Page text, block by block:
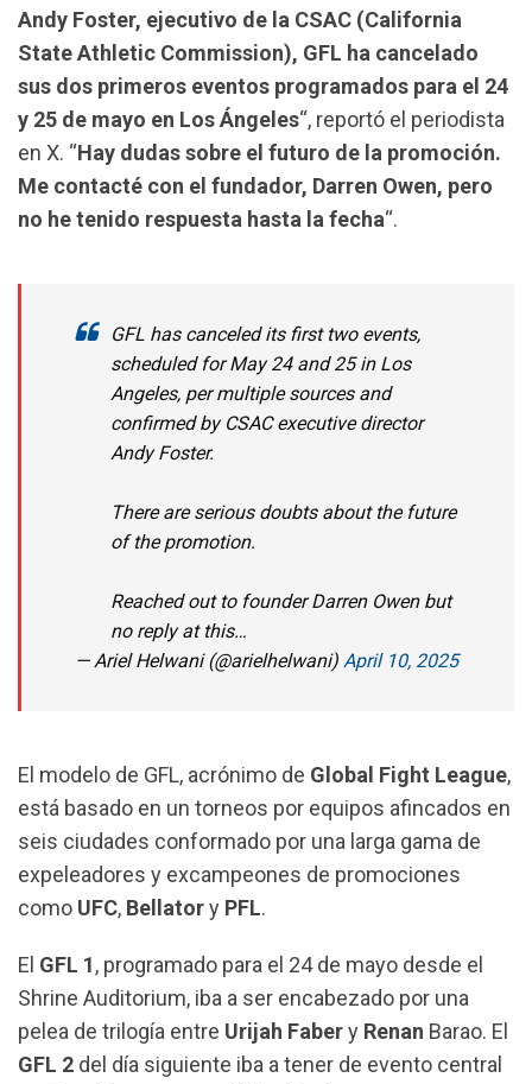
Andy Foster, ejecutivo de la CSAC (California
State Athletic Commission), GFL ha cancelado
sus dos primeros eventos programados para el 24
y 25 de mayo en Los Ángeles“, reportó el periodista
en X. “Hay dudas sobre el futuro de la promoción.
Me contacté con el fundador, Darren Owen, pero
no he tenido respuesta hasta la fecha“.
GFL has canceled its first two events,
scheduled for May 24 and 25 in Los
Angeles, per multiple sources and
confirmed by CSAC executive director
Andy Foster.
There are serious doubts about the future
of the promotion.
Reached out to founder Darren Owen but
no reply at this…
— Ariel Helwani (@arielhelwani) April 10, 2025
El modelo de GFL, acrónimo de Global Fight League,
está basado en un torneos por equipos afincados en
seis ciudades conformado por una larga gama de
expeleadores y excampeones de promociones
como UFC, Bellatory PFL.
El GFL 1, programado para el 24 de mayo desde el
Shrine Auditorium, iba a ser encabezado por una
pelea de trilogía entre Urijah Fabery Renan Barao. El
GFL 2 del día siguiente iba a tener de evento central